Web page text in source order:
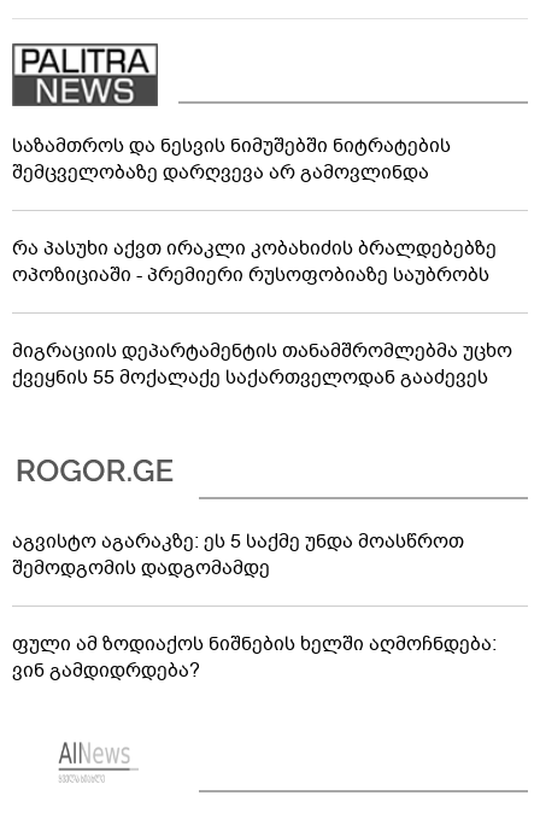
საზამთროს და ნესვის ნიმუშებში ნიტრატების
შემცველობაზე დარღვევა არ გამოვლინდა
რა პასუხი აქვთ ირაკლი კობახიძის ბრალდებებზე
ოპოზიციაში - პრემიერი რუსოფობიაზე საუბრობს
მიგრაციის დეპარტამენტის თანამშრომლებმა უცხო
ქვეყნის 55 მოქალაქე საქართველოდან გააძევეს
აგვისტო აგარაკზე: ეს 5 საქმე უნდა მოასწროთ
შემოდგომის დადგომამდე
ფული ამ ზოდიაქოს ნიშნების ხელში აღმოჩნდება:
ვინ გამდიდრდება?